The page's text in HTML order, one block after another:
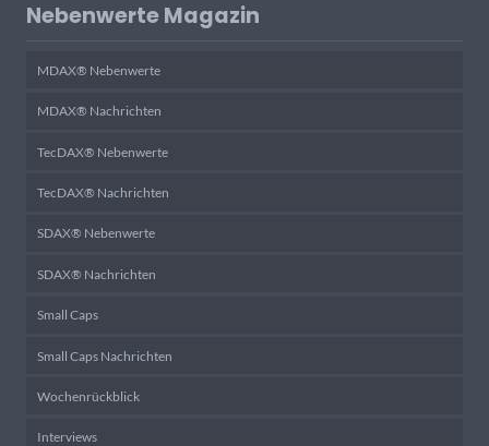
Nebenwerte Magazin
MDAX® Nebenwerte
MDAX® Nachrichten
TecDAX® Nebenwerte
TecDAX® Nachrichten
SDAX® Nebenwerte
SDAX® Nachrichten
Small Caps
Small Caps Nachrichten
Wochenrückblick
Interviews